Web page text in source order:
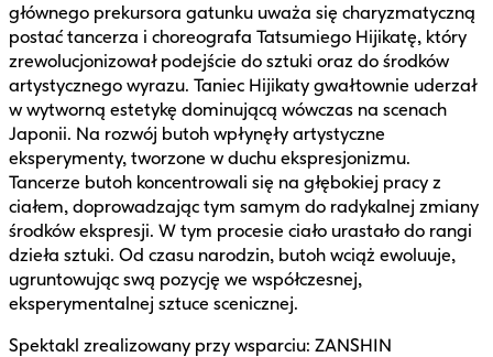
głównego prekursora gatunku uważa się charyzmatyczną
postać tancerza i choreografa Tatsumiego Hijikatę, który
zrewolucjonizował podejście do sztuki oraz do środków
artystycznego wyrazu. Taniec Hijikaty gwałtownie uderzał
w wytworną estetykę dominującą wówczas na scenach
Japonii. Na rozwój butoh wpłynęły artystyczne
eksperymenty, tworzone w duchu ekspresjonizmu.
Tancerze butoh koncentrowali się na głębokiej pracy z
ciałem, doprowadzając tym samym do radykalnej zmiany
środków ekspresji. W tym procesie ciało urastało do rangi
dzieła sztuki. Od czasu narodzin, butoh wciąż ewoluuje,
ugruntowując swą pozycję we współczesnej,
eksperymentalnej sztuce scenicznej.
Spektakl zrealizowany przy wsparciu: ZANSHIN